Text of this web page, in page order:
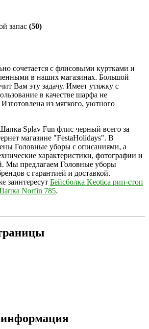
запас (50)
сочетается с флисовыми куртками и
в наших магазинах. Большой
Вам эту задачу. Имеет утяжку с
в качестве шарфа не
из мягкого, уютного
Splav Fun флис черный всего за
магазине "FestaHolidays". В
Головные уборы с описаниями, а
характеристики, фотографии и
Мы предлагаем Головные уборы
с гарантией и доставкой.
заинтересут Бейсболка Keotica рип-стоп
Norfin 785.
информация